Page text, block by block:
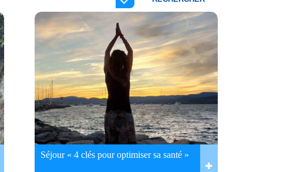
Séjour « 4 clés pour optimiser sa santé »